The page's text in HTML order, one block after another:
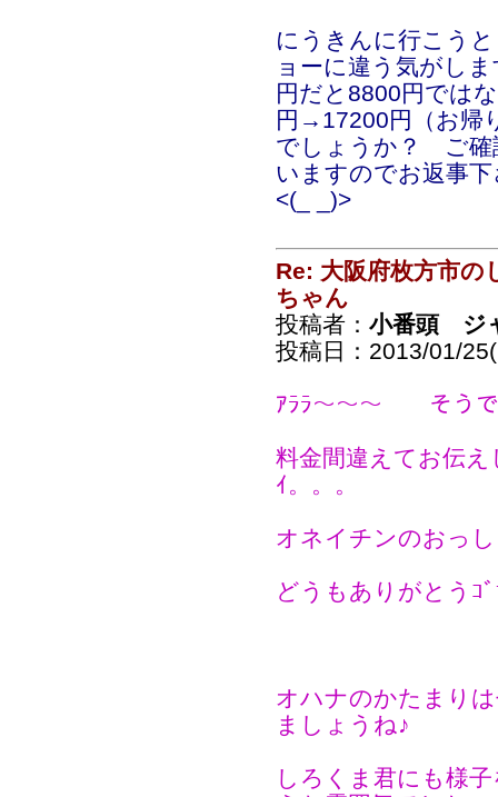
にうきんに行こう
ョーに違う気がし
円だと8800円では
円→17200円（お帰
でしょうか？ ご確
いますのでお返事
<(_ _)>
Re: 大阪府枚方市の
ちゃん
投稿者： 小番頭 ジ
投稿日：2013/01/
ｱﾗﾗ～～～ そうで
料金間違えてお伝え
ｲ。。。
オネイチンのおっ
どうもありがとうｺ
オハナのかたまり
ましょうね♪
しろくま君にも様